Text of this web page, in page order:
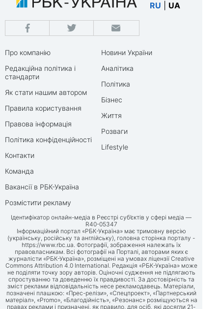
RU UA
Про компанію
Редакційна політика і
стандарти
Як стати нашим автором
Правила користування
Правова інформація
Політика конфіденційності
Контакти
Команда
Вакансії в РБК-Україна
Розмістити рекламу
Новини України
Аналітика
Політика
Бізнес
Життя
Розваги
Lifestyle
Ідентифікатор онлайн-медіа в Реєстрі суб’єктів у сфері медіа —
R40-05347
Інформаційний портал «РБК-Україна» має тримовну версію
(українську, російську та англійську), головна сторінка порталу -
https://www.rbc.ua. Фотографії, зображення належать їх
правовласникам. Всі фотографії на Порталі, авторами яких є
журналісти «РБК-Україна», розміщені на умовах ліцензії Creative
Commons Attribution 4.0 International. Редакція «РБК-Україна» може
не поділяти точку зору авторів. Оціночні судження не підлягають
спростуванню та доведенню їх правдивості. За достовірність та
зміст реклами відповідальність несе рекламодавець. Матеріали,
позначені плашкою: «Прес-релізи», «Спецпроект», «Партнерський
матеріал», «Promo», «Благодійність», «Резонанс» розміщуються на
правах реклами і призначені, як правило, для осіб, які досягли 21-